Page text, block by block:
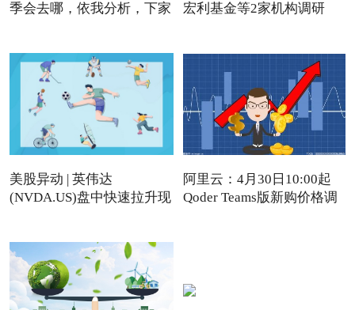
季会去哪，依我分析，下家
宏利基金等2家机构调研
美股异动 | 英伟达
(NVDA.US)盘中快速拉升现
阿里云：4月30日10:00起
Qoder Teams版新购价格调